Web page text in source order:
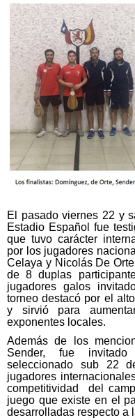
El pasado viernes 22 y
Estadio Español fue
que tuvo carácter
por los jugadores
Celaya y Nicolás De
de 8 duplas
jugadores galos
torneo destacó por el
y sirvió para
exponentes locales.
Además de los
Sender, fue invitado
seleccionado sub 22
jugadores
competitividad del
juego que existe en el
desarrolladas respecto a